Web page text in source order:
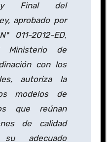
y Final del
aprobado por
011-2012-ED,
Ministerio de
con los
autoriza la
modelos de
que reúnan
de calidad
adecuado